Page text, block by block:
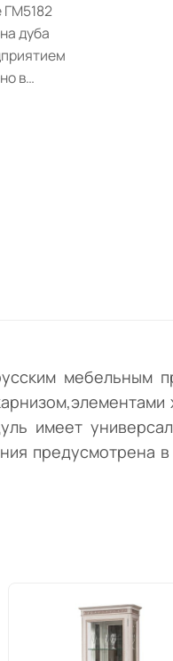
ГМ5182
дуба
в
вашей
и
мебельным
имеет
предусмотрена